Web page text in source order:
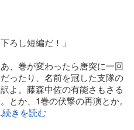
かもしれません。
の悪さを感じますが、新城が
り継がれるに足ると思います
ふれるシリーズだと感じま
ろし短編だ！」
、巻が変わったら唐突に一回
ったり、名前を冠した支隊の
よ。藤森中佐の有能さもさる
とか、1巻の伏撃の再演とか。
続きを読む